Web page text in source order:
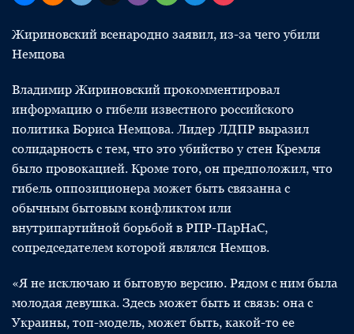
Жириновский всенародно заявил, из-за чего убили
Немцова
Владимир Жириновский прокомментировал
информацию о гибели известного российского
политика Бориса Немцова. Лидер ЛДПР выразил
солидарность с тем, что это убийство у стен Кремля
было провокацией. Кроме того, он предположил, что
гибель оппозиционера может быть связанна с
обычным бытовым конфликтом или
внутрипартийной борьбой в РПР-ПарНаС,
сопредседателем которой являлся Немцов.
«Я не исключаю и бытовую версию. Рядом с ним была
молодая девушка. Здесь может быть и связь: она с
Украины, топ-модель, может быть, какой-то ее